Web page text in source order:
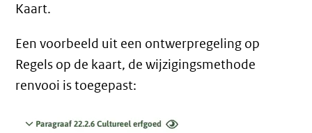
Kaart.
Een voorbeeld uit een ontwerpregeling op
Regels op de kaart, de wijzigingsmethode
renvooi is toegepast: